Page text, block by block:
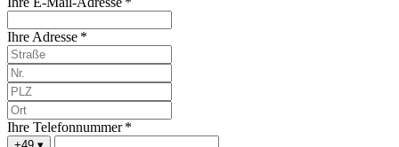
Ihre Adresse *
Ihre Telefonnummer *